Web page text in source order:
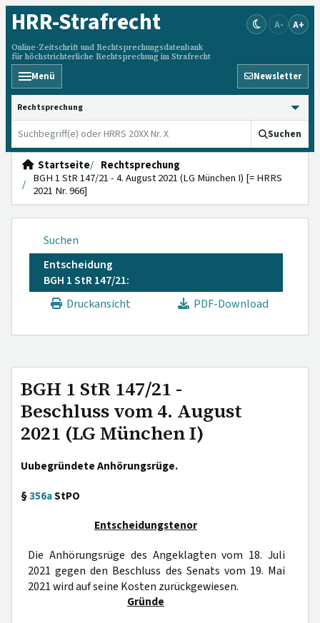
HRR-Strafrecht
Online-Zeitschrift und Rechtsprechungsdatenbank
für höchstrichterliche Rechtsprechung im Strafrecht
A- A+
Menü Newsletter
HRRS durchsuchen
Suchen
Startseite
Rechtsprechung
BGH 1 StR 147/21 - 4. August 2021 (LG München I) [= HRRS
2021 Nr. 966]
Suchen
Entscheidung
BGH 1 StR 147/21:
Druckansicht
PDF-Download
BGH 1 StR 147/21 -
Beschluss vom 4. August
2021 (LG München I)
Uubegründete Anhörungsrüge.
§356aStPO
Entscheidungstenor
Die Anhörungsrüge des Angeklagten vom 18. Juli
2021 gegen den Beschluss des Senats vom 19. Mai
2021 wird auf seine Kosten zurückgewiesen.
Gründe